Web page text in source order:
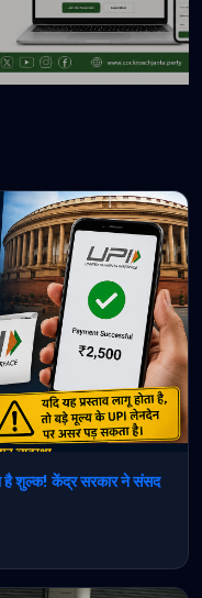
क्रांति
शुल्क! केंद्र सरकार ने संसद